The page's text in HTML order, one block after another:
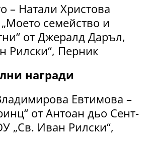
– Натали Христова
семейство и
от Джералд Даръл,
Рилски“, Перник
награди
Евтимова –
от Антоан дьо Сент-
„Св. Иван Рилски“,